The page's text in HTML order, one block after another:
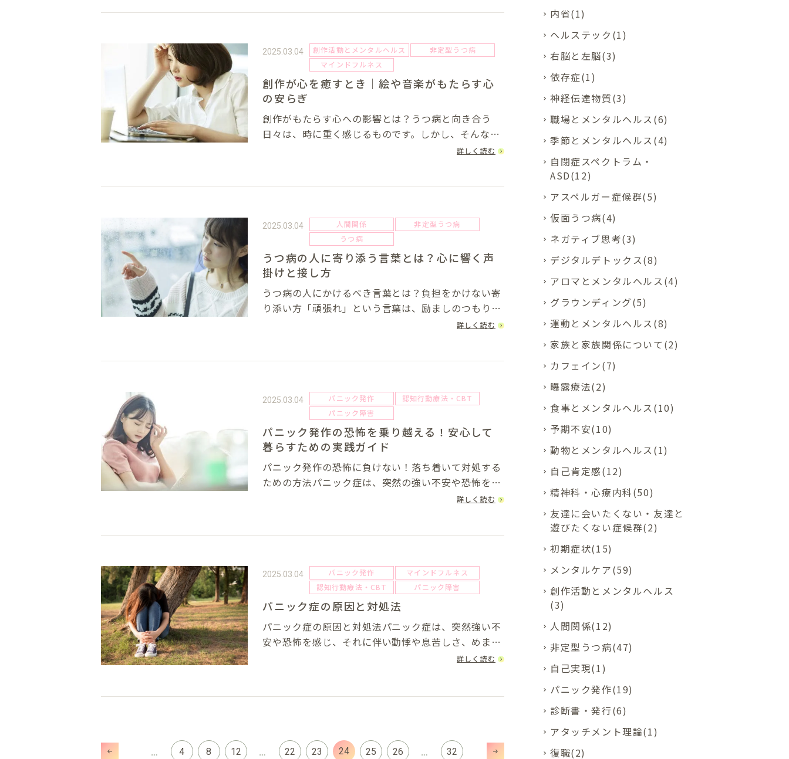
2025.03.04 創作活動とメンタルヘルス
非定型うつ病
マインドフルネス
創作が心を癒すとき｜絵や音楽がもたらす心
の安らぎ
創作がもたらす心への影響とは？うつ病と向き合う
日々は、時に重く感じるものです。しかし、そんな中
でも「何かを創ること」が心の支えとなることがあり
詳しく読む
2025.03.04 人間関係
非定型うつ病
うつ病
うつ病の人に寄り添う言葉とは？心に響く声
掛けと接し方
うつ病の人にかけるべき言葉とは？負担をかけない寄
り添い方「頑張れ」という言葉は、励ましのつもりで
使うことが多いですが、うつ病の方にとっては逆にプ
詳しく読む
2025.03.04 パニック発作
認知行動療法・CBT
パニック障害
パニック発作の恐怖を乗り越える！安心して
暮らすための実践ガイド
パニック発作の恐怖に負けない！落ち着いて対処する
ための方法パニック症は、突然の強い不安や恐怖を感
じ、それに伴い動悸や息苦しさ、めまいなどの身体症
詳しく読む
2025.03.04 パニック発作
マインドフルネス
認知行動療法・CBT
パニック障害
パニック症の原因と対処法
パニック症の原因と対処法パニック症は、突然強い不
安や恐怖を感じ、それに伴い動悸や息苦しさ、めまい
などの身体的な症状が現れる疾患です。一度発作を経
詳しく読む
… 4 8 12 … 22 23 24 25 26 … 32
内省(1)
ヘルステック(1)
右脳と左脳(3)
依存症(1)
神経伝達物質(3)
職場とメンタルヘルス(6)
季節とメンタルヘルス(4)
自閉症スペクトラム・
ASD(12)
アスペルガー症候群(5)
仮面うつ病(4)
ネガティブ思考(3)
デジタルデトックス(8)
アロマとメンタルヘルス(4)
グラウンディング(5)
運動とメンタルヘルス(8)
家族と家族関係について(2)
カフェイン(7)
曝露療法(2)
食事とメンタルヘルス(10)
予期不安(10)
動物とメンタルヘルス(1)
自己肯定感(12)
精神科・心療内科(50)
友達に会いたくない・友達と
遊びたくない症候群(2)
初期症状(15)
メンタルケア(59)
創作活動とメンタルヘルス
(3)
人間関係(12)
非定型うつ病(47)
自己実現(1)
パニック発作(19)
診断書・発行(6)
アタッチメント理論(1)
復職(2)